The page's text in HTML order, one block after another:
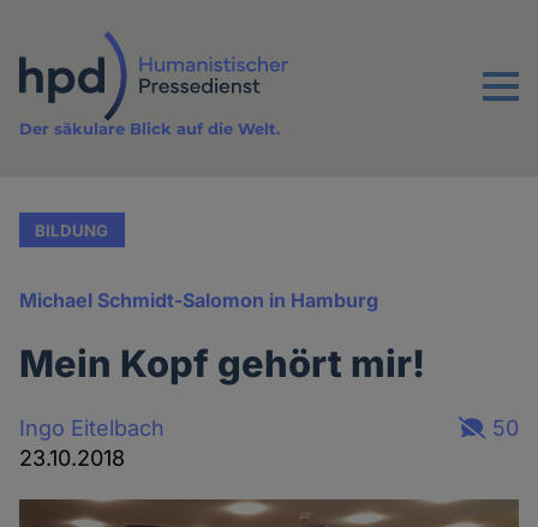
Inhalt
Menu
Der säkulare Blick auf die Welt.
BILDUNG
Michael Schmidt-Salomon in Hamburg
Mein Kopf gehört mir!
Ingo Eitelbach
23.10.2018
50